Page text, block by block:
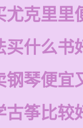
尤克里里
买什么书
钢琴便宜
古筝比较